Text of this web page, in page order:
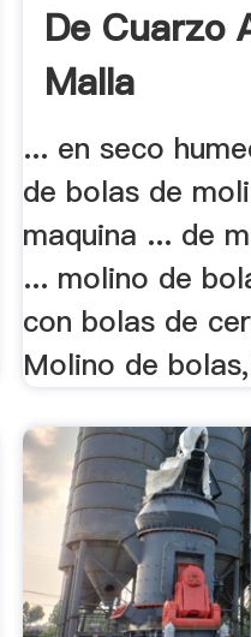
De Cuarzo
Malla
... en seco
de bolas de
maquina ... de
... molino de
con bolas de
Molino de